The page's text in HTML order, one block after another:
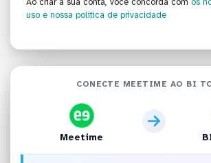
Ao criar a sua conta, você concorda com os
uso e nossa política de privacidade
CONECTE MEETIME AO BI
Meetime